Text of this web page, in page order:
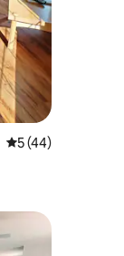
5 üzerinden
5 (44)